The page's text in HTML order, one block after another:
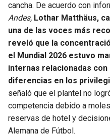
cancha. De acuerdo con
Andes, Lothar Matthäus,
una de las voces más
reveló que la
el Mundial 2026 estuvo
internas relacionadas
diferencias en los
señaló que el plantel no
competencia debido a
reservas de hotel y
Alemana de Fútbol.